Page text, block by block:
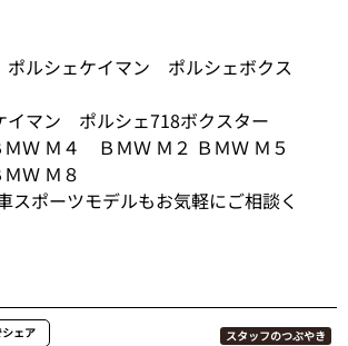
ルシェケイマン ポルシェボクス
イマン ポルシェ718ボクスター
ＭＷ Ｍ４ ＢＭＷ Ｍ２ ＢＭＷ Ｍ５
Ｗ Ｍ８
スポーツモデルもお気軽にご相談く
ェア スタッフのつぶやき